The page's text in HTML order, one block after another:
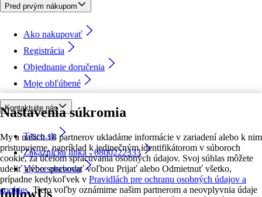
Nastavenia súkromia
My a našich 18 partnerov ukladáme informácie v zariadení alebo k nim
pristupujeme, napríklad k jedinečným identifikátorom v súboroch
cookie, za účelom spracúvania osobných údajov. Svoj súhlas môžete
udeliť alebo spravovať voľbou Prijať alebo Odmietnuť všetko,
prípadne kedykoľvek v Pravidlách pre ochranu osobných údajov a
cookies. Tieto voľby oznámime našim partnerom a neovplyvnia údaje
Pred prvým nákupom
Ako nakupovať
Registrácia
Objednanie doručenia
Moje obľúbené
Kontaktujte nás
Tesco.sk
Zákaznícka linka - 0800222333
Výber obchodu
followUs